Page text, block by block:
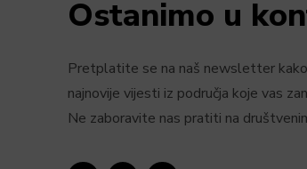
Ostanimo u
Pretplatite se na naš newsletter
najnovije vijesti iz područja koje vas
Ne zaboravite nas pratiti na